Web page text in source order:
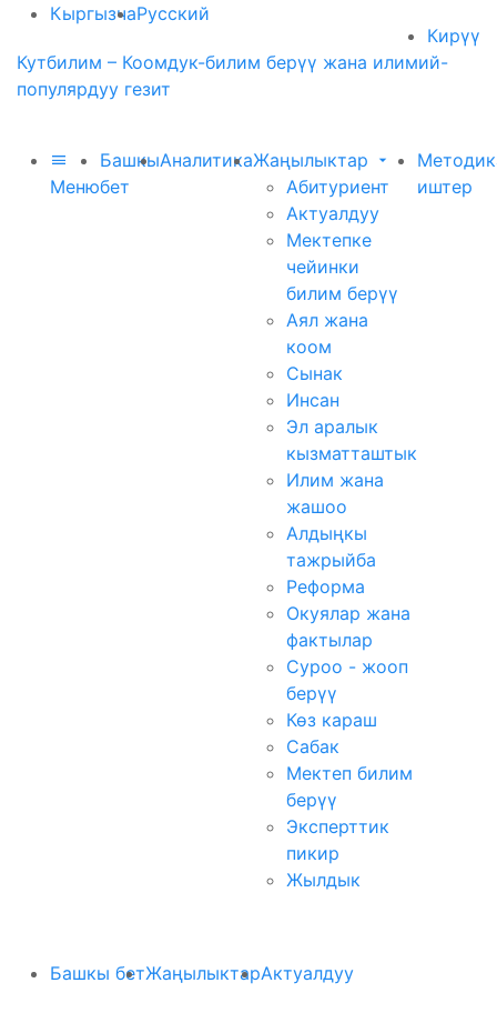
КыргызчаРусский
Кирүү
Кутбилим – Коомдук-билим берүү жана илимий-
популярдуу гезит
Меню
Башкы
бет
АналитикаЖаңылыктар
Абитуриент
Актуалдуу
Мектепке
чейинки
билим берүү
Аял жана
коом
Сынак
Инсан
Эл аралык
кызматташтык
Илим жана
жашоо
Алдыңкы
тажрыйба
Реформа
Окуялар жана
фактылар
Суроо - жооп
берүү
Көз караш
Сабак
Мектеп билим
берүү
Эксперттик
пикир
Жылдык
иштер
Башкы бетЖаңылыктарАктуалдуу